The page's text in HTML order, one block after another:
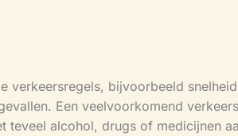
verkeersregels, bijvoorbeeld
Een veelvoorkomend
teveel alcohol, drugs of medicijnen